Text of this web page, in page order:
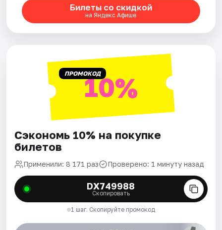
Билеты со скидкой
на Яндекс Афише
ПРОМОКОД10%
Сэкономь 10% на покупке
билетов
Применили: 8 171 раз Проверено: 1 минуту назад
DX749988
Скопировать
1 шаг. Скопируйте промокод